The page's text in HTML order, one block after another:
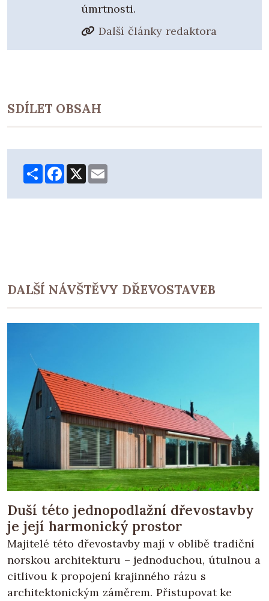
úmrtnosti.
Další články redaktora
SDÍLET OBSAH
ShareFacebook
X
DALŠÍ NÁVŠTĚVY DŘEVOSTAVEB
Duší této jednopodlažní dřevostavby
je její harmonický prostor
Majitelé této dřevostavby mají v oblibě tradiční
norskou architekturu – jednoduchou, útulnou a
citlivou k propojení krajinného rázu s
architektonickým záměrem. Přistupovat ke